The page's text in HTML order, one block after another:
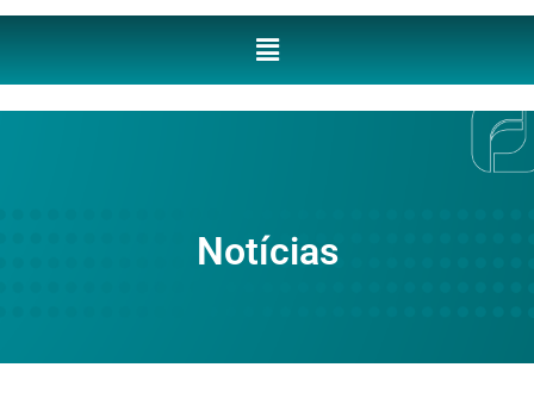
Notícias